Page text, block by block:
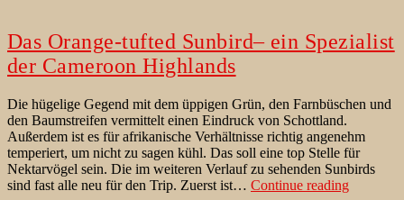
Das Orange-tufted Sunbird– ein Spezialist
der Cameroon Highlands
Die hügelige Gegend mit dem üppigen Grün, den Farnbüschen und
den Baumstreifen vermittelt einen Eindruck von Schottland.
Außerdem ist es für afrikanische Verhältnisse richtig angenehm
temperiert, um nicht zu sagen kühl. Das soll eine top Stelle für
Nektarvögel sein. Die im weiteren Verlauf zu sehenden Sunbirds
sind fast alle neu für den Trip. Zuerst ist… Continue readingDas